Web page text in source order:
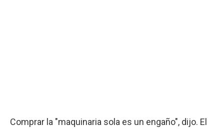
Comprar la "maquinaria sola es un engaño", dijo. El